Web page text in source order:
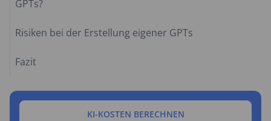
GPTs?
Risiken bei der Erstellung eigener GPTs
Fazit
KI-KOSTEN BERECHNEN